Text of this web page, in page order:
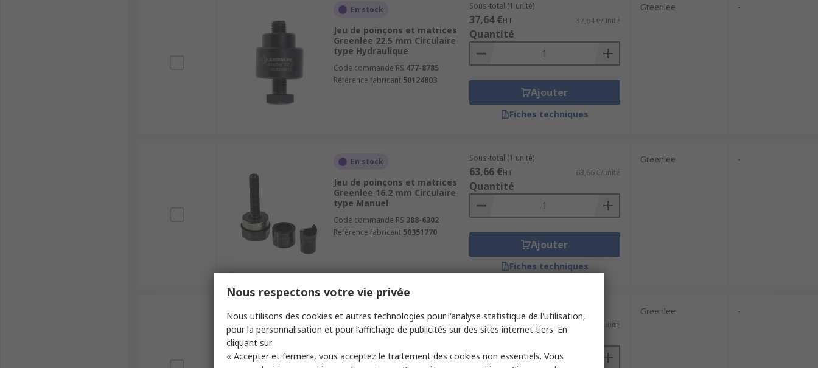
En stock
Jeu de poinçons et matrices
Greenlee 22.5 mm Circulaire
type Hydraulique
Code commande RS 477-8785
Référence fabricant 50124803
Sous-total (1 unité)
37,64 €HT 37,64 €/unité
Quantité
Ajouter
Fiches techniques
Greenlee -
En stock
Jeu de poinçons et matrices
Greenlee 16.2 mm Circulaire
type Manuel
Code commande RS 388-6302
Référence fabricant 50351770
Sous-total (1 unité)
63,66 €HT 63,66 €/unité
Quantité
Ajouter
Fiches techniques
Greenlee -
Temporairement en rupture
de stock
Greenlee 10 ISO 16/20/25/32/40
Circulaire type Manuel
596,42 €HT 596,42 €/unité
Greenlee -
Nous respectons votre vie privée
Nous utilisons des cookies et autres technologies pour l'analyse statistique de l'utilisation,
pour la personnalisation et pour l’affichage de publicités sur des sites internet tiers. En
cliquant sur
« Accepter et fermer», vous acceptez le traitement des cookies non essentiels. Vous